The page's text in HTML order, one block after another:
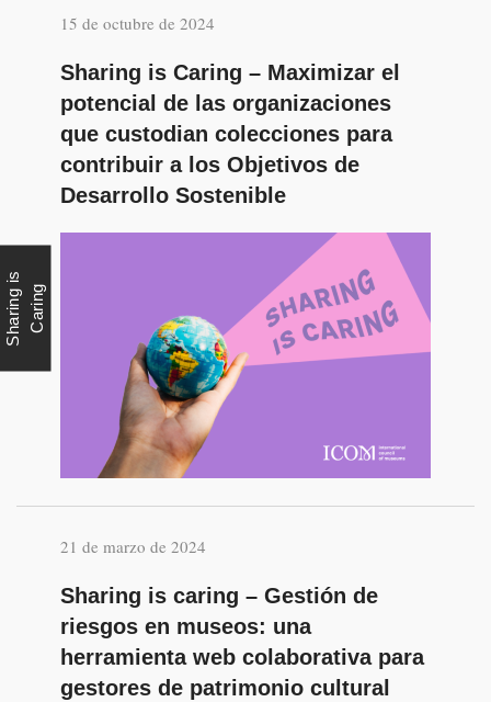
15 de octubre de 2024
Sharing is Caring – Maximizar el
potencial de las organizaciones
que custodian colecciones para
contribuir a los Objetivos de
Desarrollo Sostenible
S
h
a
r
i
n
g
i
s
C
a
r
i
ng
21 de marzo de 2024
Sharing is caring – Gestión de
riesgos en museos: una
herramienta web colaborativa para
gestores de patrimonio cultural